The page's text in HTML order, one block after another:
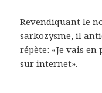
Revendiquant le
sarkozysme, il
répète: «Je vais
sur internet».